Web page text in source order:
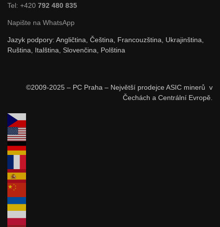
Tel: +420 792 480 835
Napište na WhatsApp
Jazyk podpory: Angličtina, Čeština, Francouzština, Ukrajinština,
Ruština, Italština, Slovenčina, Polština
©2009-2025 – PC Praha – Největší prodejce ASIC minerů v
Čechách a Centrální Evropě.